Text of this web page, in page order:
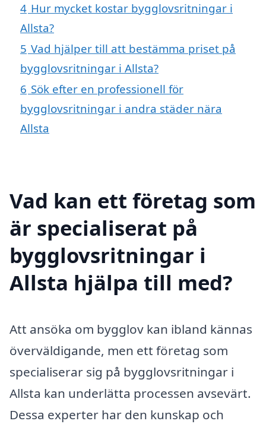
4 Hur mycket kostar bygglovsritningar i
Allsta?
5 Vad hjälper till att bestämma priset på
bygglovsritningar i Allsta?
6 Sök efter en professionell för
bygglovsritningar i andra städer nära
Allsta
Vad kan ett företag som
är specialiserat på
bygglovsritningar i
Allsta hjälpa till med?
Att ansöka om bygglov kan ibland kännas
överväldigande, men ett företag som
specialiserar sig på bygglovsritningar i
Allsta kan underlätta processen avsevärt.
Dessa experter har den kunskap och